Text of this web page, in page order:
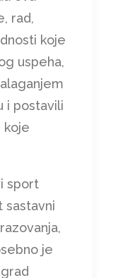
rad,
koje
uspeha,
i postavili
koje
sport
sastavni
je